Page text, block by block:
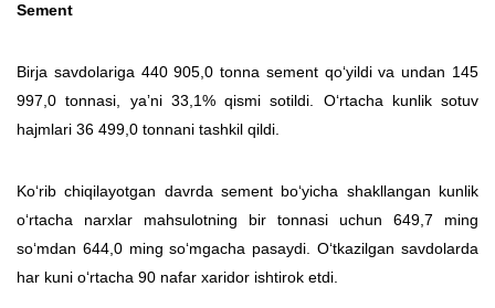
Sement
Birja savdolariga 440 905,0 tonna sement qo‘yildi va undan 145
997,0 tonnasi, yaʼni 33,1% qismi sotildi. O‘rtacha kunlik sotuv
hajmlari 36 499,0 tonnani tashkil qildi.
Ko‘rib chiqilayotgan davrda sement bo‘yicha shakllangan kunlik
o‘rtacha narxlar mahsulotning bir tonnasi uchun 649,7 ming
so‘mdan 644,0 ming so‘mgacha pasaydi. O‘tkazilgan savdolarda
har kuni o‘rtacha 90 nafar xaridor ishtirok etdi.